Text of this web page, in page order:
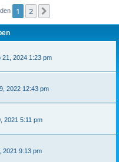
1 2
21, 2024 1:23 pm
2022 12:43 pm
2021 5:11 pm
2021 9:13 pm